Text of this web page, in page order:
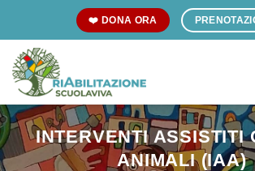
content
❤️ DONA ORA
INTERVENTI ASSISTITI
ANIMALI (IAA)